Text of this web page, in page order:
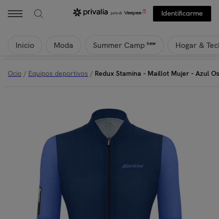
Identificarme
Inicio Moda Summer Camp new Hogar &
Ocio / Equipos deportivos / Redux Stamina - Maillot Mujer - Azul